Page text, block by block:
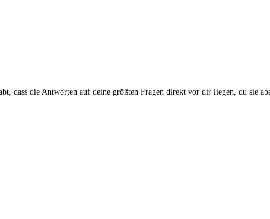
dass die Antworten auf deine größten Fragen direkt vor dir liegen, du sie